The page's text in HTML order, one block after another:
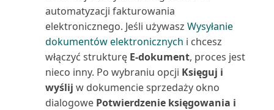
sald/Budżet (raport Excel)
Zestawienie obrotów i
sald/Budżet (raport)
Zestawienie obrotów i
sald/poprzedni rok (raport)
automatyzacji fakturowania
elektronicznego. Jeśli używasz Wysyłanie
dokumentów elektronicznych i chcesz
włączyć strukturę E-dokument, proces jest
nieco inny. Po wybraniu opcji Księguj i
wyślij w dokumencie sprzedaży okno
dialogowe Potwierdzenie księgowania i